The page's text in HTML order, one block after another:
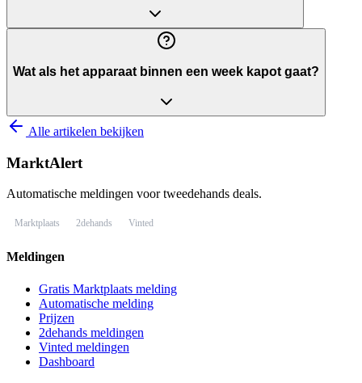
Wat als het apparaat binnen een week kapot gaat?
Alle artikelen bekijken
MarktAlert
Automatische meldingen voor tweedehands deals.
Marktplaats 2dehands Vinted
Meldingen
Gratis Marktplaats melding
Automatische melding
Prijzen
2dehands meldingen
Vinted meldingen
Dashboard